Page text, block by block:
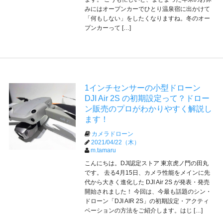
みにはオープンカーでひとり温泉宿に出かけて
「何もしない」をしたくなりますね。冬のオー
プンカーって […]
1インチセンサーの小型ドローン
DJI Air 2S の初期設定って？ドロー
ン販売のプロがわかりやすく解説し
ます！
カメラドローン
2021/04/22（木）
m.tamaru
こんにちは。DJI認定ストア 東京虎ノ門の田丸
です。 去る4月15日、カメラ性能をメインに先
代から大きく進化した DJI Air 2S が発表・発売
開始されました！ 今回は、今最も話題のシン・
ドローン「DJI AIR 2S」の初期設定・アクティ
ベーションの方法をご紹介します。はじ […]